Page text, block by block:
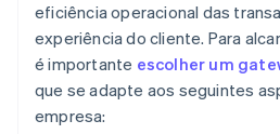
eficiência operacional das
experiência do cliente. Para
é importante escolher um
que se adapte aos seguintes
empresa: